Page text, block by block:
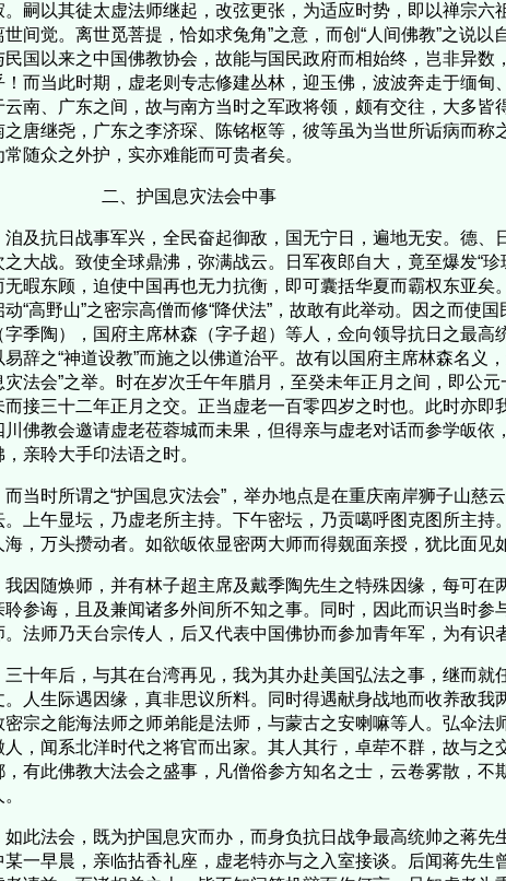
。嗣以其徒太虚法师继起，改弦更张，为适应时势，即以禅宗六
世间觉。离世觅菩提，恰如求兔角”之意，而创“人间佛教”之说
民国以来之中国佛教协会，故能与国民政府而相始终，岂非异数
！而当此时期，虚老则专志修建丛林，迎玉佛，波波奔走于缅甸
云南、广东之间，故与南方当时之军政将领，颇有交往，大多皆
之唐继尧，广东之李济琛、陈铭枢等，彼等虽为当世所诟病而称
常随众之外护，实亦难能而可贵者矣。
、护国息灾法会中事
及抗日战事军兴，全民奋起御敌，国无宁日，遍地无安。德、
之大战。致使全球鼎沸，弥满战云。日军夜郎自大，竟至爆发“
无暇东顾，迫使中国再也无力抗衡，即可囊括华夏而霸权东亚矣
动“高野山”之密宗高僧而修“降伏法”，故敢有此举动。因之而使
字季陶），国府主席林森（字子超）等人，佥向领导抗日之最高
易辞之“神道设教”而施之以佛道治平。故有以国府主席林森名义
灾法会”之举。时在岁次壬午年腊月，至癸未年正月之间，即公
而接三十二年正月之交。正当虚老一百零四岁之时也。此时亦即
川佛教会邀请虚老莅蓉城而未果，但得亲与虚老对话而参学皈依
，亲聆大手印法语之时。
当时所谓之“护国息灾法会”，举办地点是在重庆南岸狮子山慈
。上午显坛，乃虚老所主持。下午密坛，乃贡噶呼图克图所主持
海，万头攒动者。如欲皈依显密两大师而得觌面亲授，犹比面见
因随焕师，并有林子超主席及戴季陶先生之特殊因缘，每可在
聆参诲，且及兼闻诸多外间所不知之事。同时，因此而识当时参
。法师乃天台宗传人，后又代表中国佛协而参加青年军，为有识
十年后，与其在台湾再见，我为其办赴美国弘法之事，继而就
。人生际遇因缘，真非思议所料。同时得遇献身战地而收养敌我
密宗之能海法师之师弟能是法师，与蒙古之安喇嘛等人。弘伞法
人，闻系北洋时代之将官而出家。其人其行，卓荦不群，故与之
，有此佛教大法会之盛事，凡僧俗参方知名之士，云卷雾散，不
此法会，既为护国息灾而办，而身负抗日战争最高统帅之蒋先
某一早晨，亲临拈香礼座，虚老特亦与之入室接谈。后闻蒋先生